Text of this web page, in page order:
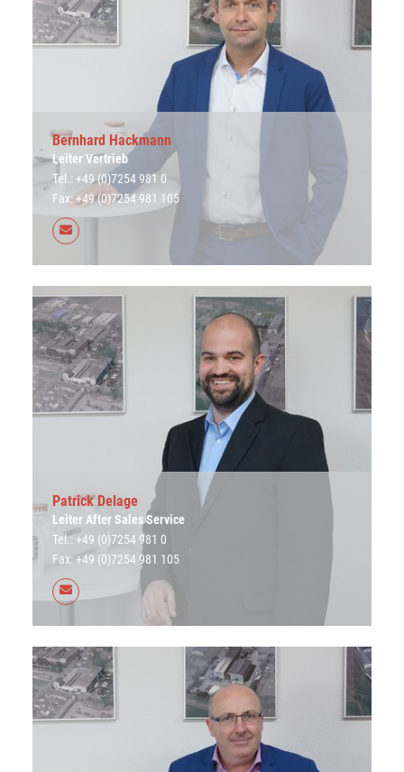
Bernhard Hackmann
Leiter Vertrieb
Tel.: +49 (0)7254 981 0
Fax: +49 (0)7254 981 105
Patrick Delage
Leiter After Sales Service
Tel.: +49 (0)7254 981 0
Fax: +49 (0)7254 981 105